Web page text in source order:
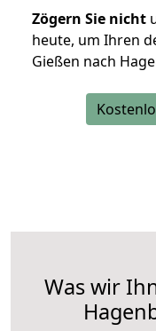
Zögern Sie nicht
heute, um Ihren
Gießen nach
Was wir